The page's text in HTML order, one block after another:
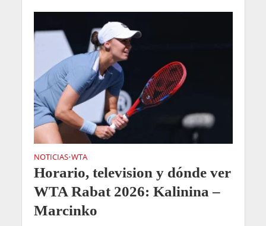
NOTICIAS•WTA
Horario, television y dónde ver
WTA Rabat 2026: Kalinina –
Marcinko